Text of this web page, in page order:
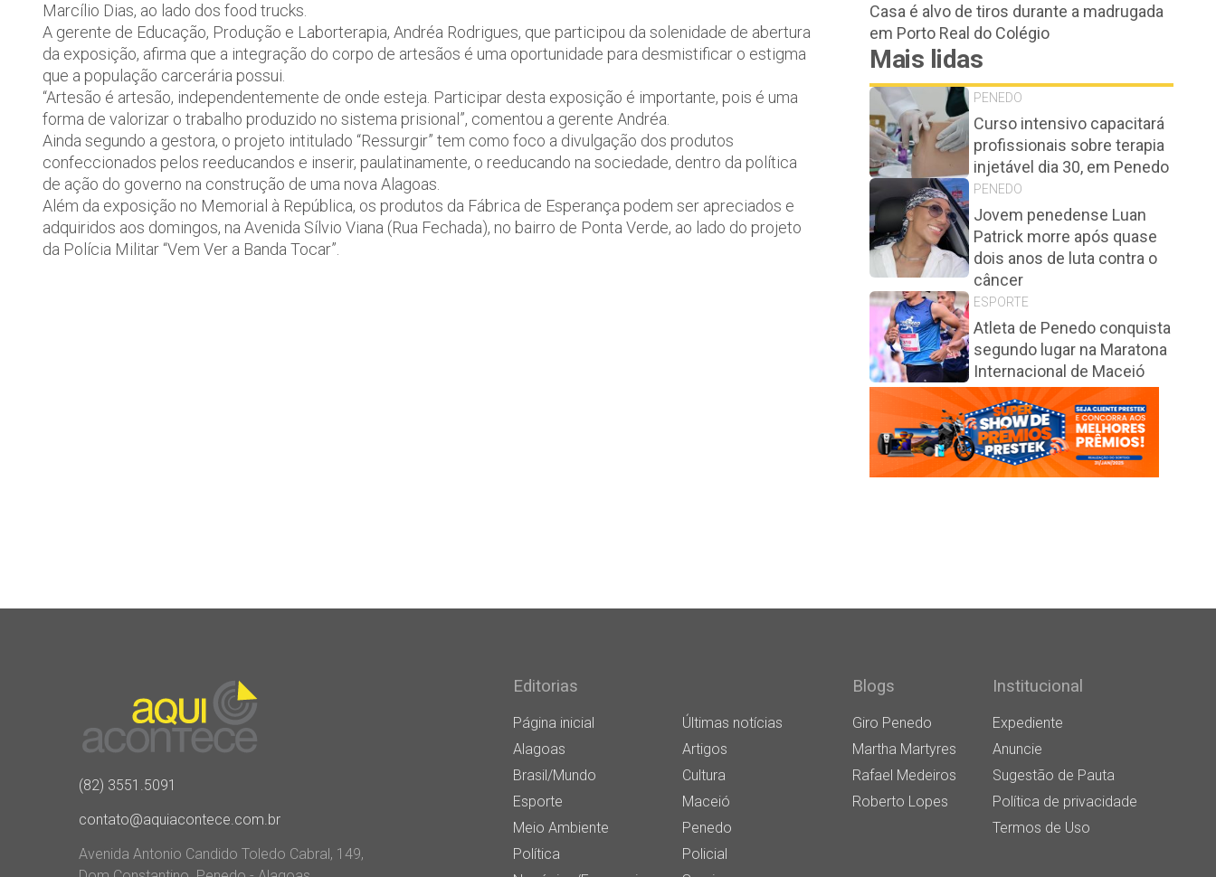
Marcílio Dias, ao lado dos food trucks.
A gerente de Educação, Produção e Laborterapia, Andréa Rodrigues, que participou da solenidade de abertura
da exposição, afirma que a integração do corpo de artesãos é uma oportunidade para desmistificar o estigma
que a população carcerária possui.
“Artesão é artesão, independentemente de onde esteja. Participar desta exposição é importante, pois é uma
forma de valorizar o trabalho produzido no sistema prisional”, comentou a gerente Andréa.
Ainda segundo a gestora, o projeto intitulado “Ressurgir” tem como foco a divulgação dos produtos
confeccionados pelos reeducandos e inserir, paulatinamente, o reeducando na sociedade, dentro da política
de ação do governo na construção de uma nova Alagoas.
Além da exposição no Memorial à República, os produtos da Fábrica de Esperança podem ser apreciados e
adquiridos aos domingos, na Avenida Sílvio Viana (Rua Fechada), no bairro de Ponta Verde, ao lado do projeto
da Polícia Militar “Vem Ver a Banda Tocar”.
Casa é alvo de tiros durante a madrugada
em Porto Real do Colégio
Mais lidas
PENEDO
Curso intensivo capacitará
profissionais sobre terapia
injetável dia 30, em Penedo
PENEDO
Jovem penedense Luan
Patrick morre após quase
dois anos de luta contra o
câncer
ESPORTE
Atleta de Penedo conquista
segundo lugar na Maratona
Internacional de Maceió
(82) 3551.5091
contato@aquiacontece.com.br
Avenida Antonio Candido Toledo Cabral, 149,
Editorias
Página inicial
Últimas notícias
Alagoas
Artigos
Brasil/Mundo
Cultura
Esporte
Maceió
Meio Ambiente
Penedo
Política
Policial
Blogs
Giro Penedo
Martha Martyres
Rafael Medeiros
Roberto Lopes
Institucional
Expediente
Anuncie
Sugestão de Pauta
Política de privacidade
Termos de Uso